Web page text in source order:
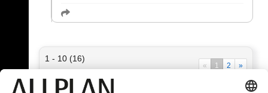
1 - 10 (16)
« 1 2 »